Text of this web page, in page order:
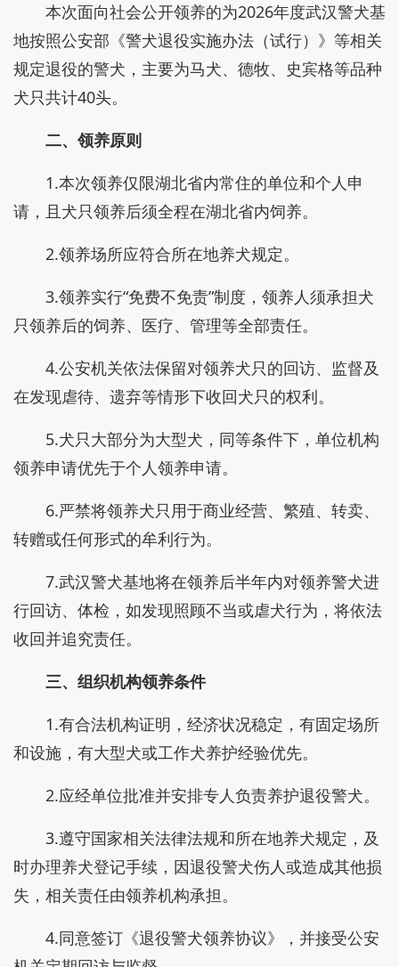
本次面向社会公开领养的为2026年度武汉警犬基
地按照公安部《警犬退役实施办法（试行）》等相关
规定退役的警犬，主要为马犬、德牧、史宾格等品种
犬只共计40头。
二、领养原则
1.本次领养仅限湖北省内常住的单位和个人申
请，且犬只领养后须全程在湖北省内饲养。
2.领养场所应符合所在地养犬规定。
3.领养实行“免费不免责”制度，领养人须承担犬
只领养后的饲养、医疗、管理等全部责任。
4.公安机关依法保留对领养犬只的回访、监督及
在发现虐待、遗弃等情形下收回犬只的权利。
5.犬只大部分为大型犬，同等条件下，单位机构
领养申请优先于个人领养申请。
6.严禁将领养犬只用于商业经营、繁殖、转卖、
转赠或任何形式的牟利行为。
7.武汉警犬基地将在领养后半年内对领养警犬进
行回访、体检，如发现照顾不当或虐犬行为，将依法
收回并追究责任。
三、组织机构领养条件
1.有合法机构证明，经济状况稳定，有固定场所
和设施，有大型犬或工作犬养护经验优先。
2.应经单位批准并安排专人负责养护退役警犬。
3.遵守国家相关法律法规和所在地养犬规定，及
时办理养犬登记手续，因退役警犬伤人或造成其他损
失，相关责任由领养机构承担。
4.同意签订《退役警犬领养协议》，并接受公安